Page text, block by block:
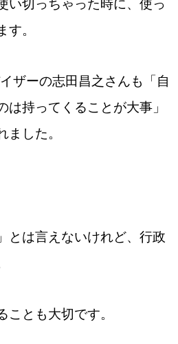
い切っちゃった時に、使っ
。
ザーの志田昌之さんも「自
持ってくることが大事」
ました。
とは言えないけれど、行政
とも大切です。